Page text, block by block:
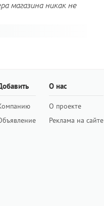
магазина никак не
О нас
О проекте
Реклама на сайте